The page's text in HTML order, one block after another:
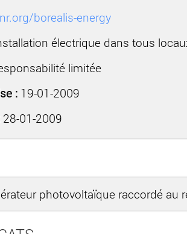
borealis-energy
électrique dans tous
limitée
: 19-01-2009
28-01-2009
photovoltaïque raccordé au